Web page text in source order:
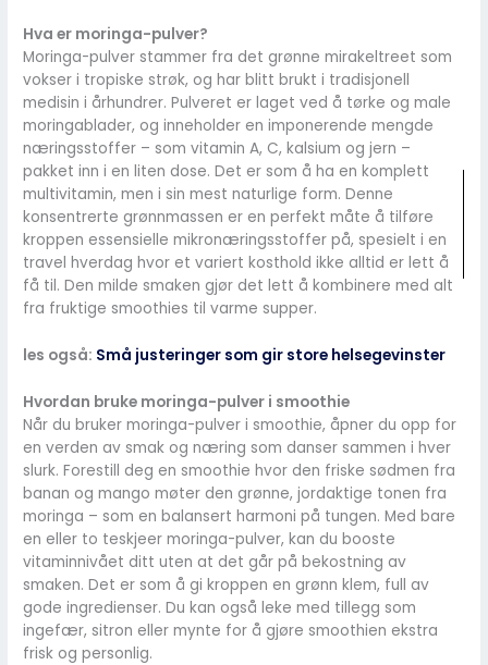
Hva er moringa-pulver?
Moringa-pulver stammer fra det grønne mirakeltreet som
vokser i tropiske strøk, og har blitt brukt i tradisjonell
medisin i århundrer. Pulveret er laget ved å tørke og male
moringablader, og inneholder en imponerende mengde
næringsstoffer – som vitamin A, C, kalsium og jern –
pakket inn i en liten dose. Det er som å ha en komplett
multivitamin, men i sin mest naturlige form. Denne
konsentrerte grønnmassen er en perfekt måte å tilføre
kroppen essensielle mikronæringsstoffer på, spesielt i en
travel hverdag hvor et variert kosthold ikke alltid er lett å
få til. Den milde smaken gjør det lett å kombinere med alt
fra fruktige smoothies til varme supper.
les også: Små justeringer som gir store helsegevinster
Hvordan bruke moringa-pulver i smoothie
Når du bruker moringa-pulver i smoothie, åpner du opp for
en verden av smak og næring som danser sammen i hver
slurk. Forestill deg en smoothie hvor den friske sødmen fra
banan og mango møter den grønne, jordaktige tonen fra
moringa – som en balansert harmoni på tungen. Med bare
en eller to teskjeer moringa-pulver, kan du booste
vitaminnivået ditt uten at det går på bekostning av
smaken. Det er som å gi kroppen en grønn klem, full av
gode ingredienser. Du kan også leke med tillegg som
ingefær, sitron eller mynte for å gjøre smoothien ekstra
frisk og personlig.